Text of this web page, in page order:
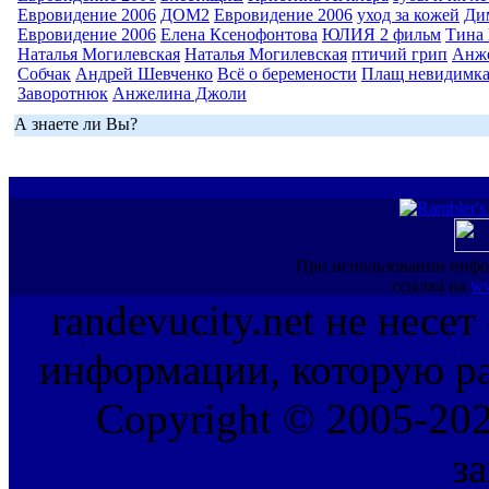
Евровидение 2006 ДОМ2 Евровидение 2006 уход за кожей
Евровидение 2006 Елена Ксенофонтова ЮЛИЯ 2 фильм Тина
Наталья Могилевская Наталья Могилевская птичий грип
Собчак Андрей Шевченко Всё о беремености Плащ невидимка
Заворотнюк Анжелина Джоли
А знаете ли Вы?
При использовании
ссылка на
randevucity.net не несет
информации, которую
Copyright © 2005-